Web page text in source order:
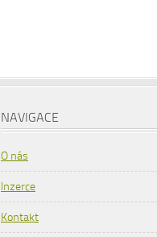
NAVIGACE
O nás
Inzerce
Kontakt